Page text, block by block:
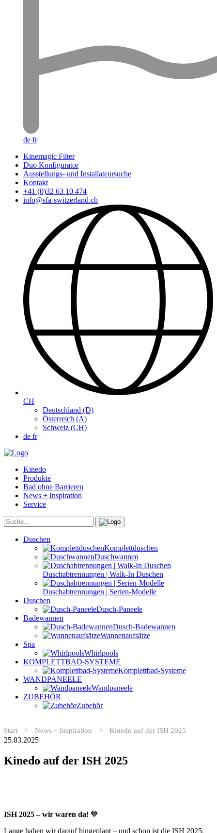
de fr
Kinemagic Filter
Duo Konfigurator
Ausstellungs- und Installateursuche
Kontakt
+41 (0)32 63 10 474
info@sfa-switzerland.ch
CH
Deutschland (D)
Österreich (A)
Schweiz (CH)
de fr
Kinedo
Produkte
Bad ohne Barrieren
News + Inspiration
Service
Duschen
Komplettduschen
Duschwannen
Duschabtrennungen | Walk-In Duschen
Duschabtrennungen | Serien-Modelle
Duschen
Dusch-Paneele
Badewannen
Dusch-Badewannen
Wannenaufsätze
Spa
Whirlpools
KOMPLETTBAD-SYSTEME
Komplettbad-Systeme
WANDPANEELE
Wandpaneele
ZUBEHÖR
Zubehör
Start > News + Inspiration > Kinedo auf der ISH 2025
25.03.2025
Kinedo auf der ISH 2025
ISH 2025 – wir waren da! 💙
Lange haben wir darauf hingeplant – und schon ist die ISH 2025,